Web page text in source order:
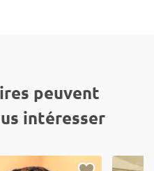
peuvent
intéresser